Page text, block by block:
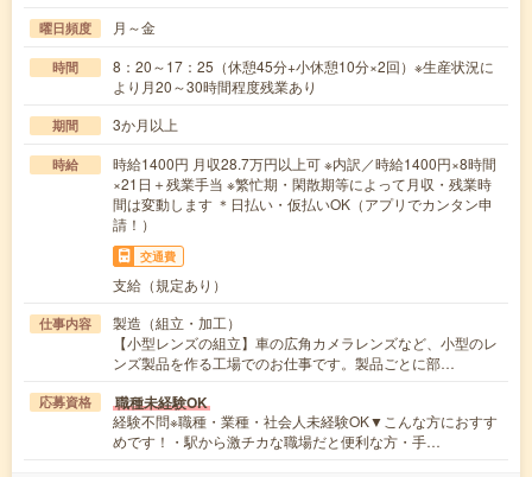
曜日頻度 月～金
時間
8：20～17：25（休憩45分+小休憩10分×2回）※生産状況に
より月20～30時間程度残業あり
期間 3か月以上
時給
時給1400円 月収28.7万円以上可 ※内訳／時給1400円×8時間
×21日＋残業手当 ※繁忙期・閑散期等によって月収・残業時
間は変動します ＊日払い・仮払いOK（アプリでカンタン申
請！）
交通費
支給（規定あり）
仕事内容
製造（組立・加工）
【小型レンズの組立】車の広角カメラレンズなど、小型のレ
ンズ製品を作る工場でのお仕事です。製品ごとに部…
応募資格 職種未経験OK
経験不問※職種・業種・社会人未経験OK▼こんな方におすす
めです！・駅から激チカな職場だと便利な方・手…